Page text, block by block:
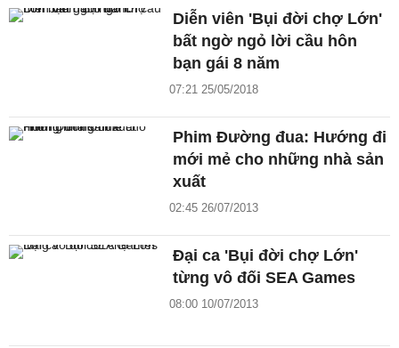
Diễn viên 'Bụi đời chợ Lớn'
bất ngờ ngỏ lời cầu hôn
bạn gái 8 năm
07:21 25/05/2018
Phim Đường đua: Hướng đi
mới mẻ cho những nhà sản
xuất
02:45 26/07/2013
Đại ca 'Bụi đời chợ Lớn'
từng vô đối SEA Games
08:00 10/07/2013